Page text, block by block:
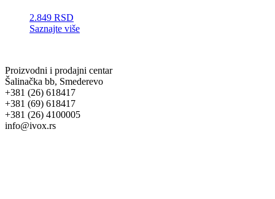
2.849 RSD
Saznajte više
Proizvodni i prodajni centar
Šalinačka bb, Smederevo
+381 (26) 618417
+381 (69) 618417
+381 (26) 4100005
info@ivox.rs